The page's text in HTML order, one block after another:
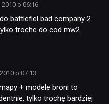
o 06:16
battlefiel bad company 2
troche do cod mw2
o 07:13
+ modele broni to
tylko trochę bardziej